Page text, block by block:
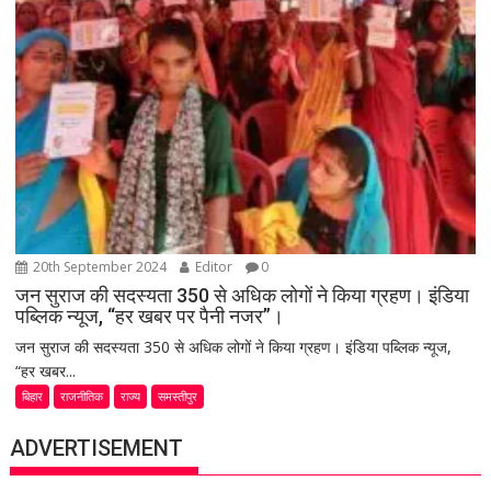
20th September 2024 Editor 0
जन सुराज की सदस्यता 350 से अधिक लोगों ने किया ग्रहण। इंडिया
पब्लिक न्यूज, “हर खबर पर पैनी नजर”।
जन सुराज की सदस्यता 350 से अधिक लोगों ने किया ग्रहण। इंडिया पब्लिक न्यूज,
“हर खबर...
बिहार राजनीतिक राज्य समस्तीपुर
ADVERTISEMENT